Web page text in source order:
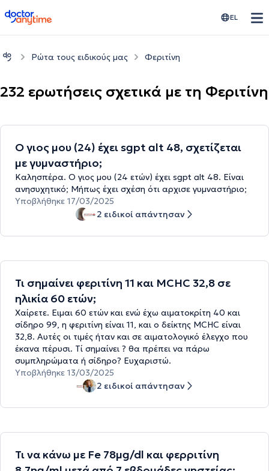
doctoranytime EL
Ρώτα τους ειδικούς μας Φεριτίνη
232 ερωτήσεις σχετικά με τη Φεριτίνη
Ο γιος μου (24) έχει sgpt alt 48, σχετίζεται
με γυμναστήριο;
Καλησπέρα. Ο γιος μου (24 ετών) έχει sgpt alt 48. Είναι
ανησυχητικό; Μήπως έχει σχέση ότι αρχισε γυμναστήριο;
Υποβλήθηκε 17/03/2025
2 ειδικοί απάντησαν
Τι σημαίνει φεριτίνη 11 και MCHC 32,8 σε
ηλικία 60 ετών;
Χαίρετε. Ειμαι 60 ετών και ενώ έχω αιματοκρίτη 40 και
σίδηρο 99, η φεριτίνη είναι 11, και ο δείκτης MCHC είναι
32,8. Αυτές οι τιμές ήταν και σε αιματολογικό έλεγχο που
έκανα πέρυσι. Τί σημαίνει ? θα πρέπει να πάρω
συμπληρώματα ή σίδηρο? Ευχαριστώ.
Υποβλήθηκε 13/03/2025
2 ειδικοί απάντησαν
Τι να κάνω με Fe 78μg/dl και φερριτίνη